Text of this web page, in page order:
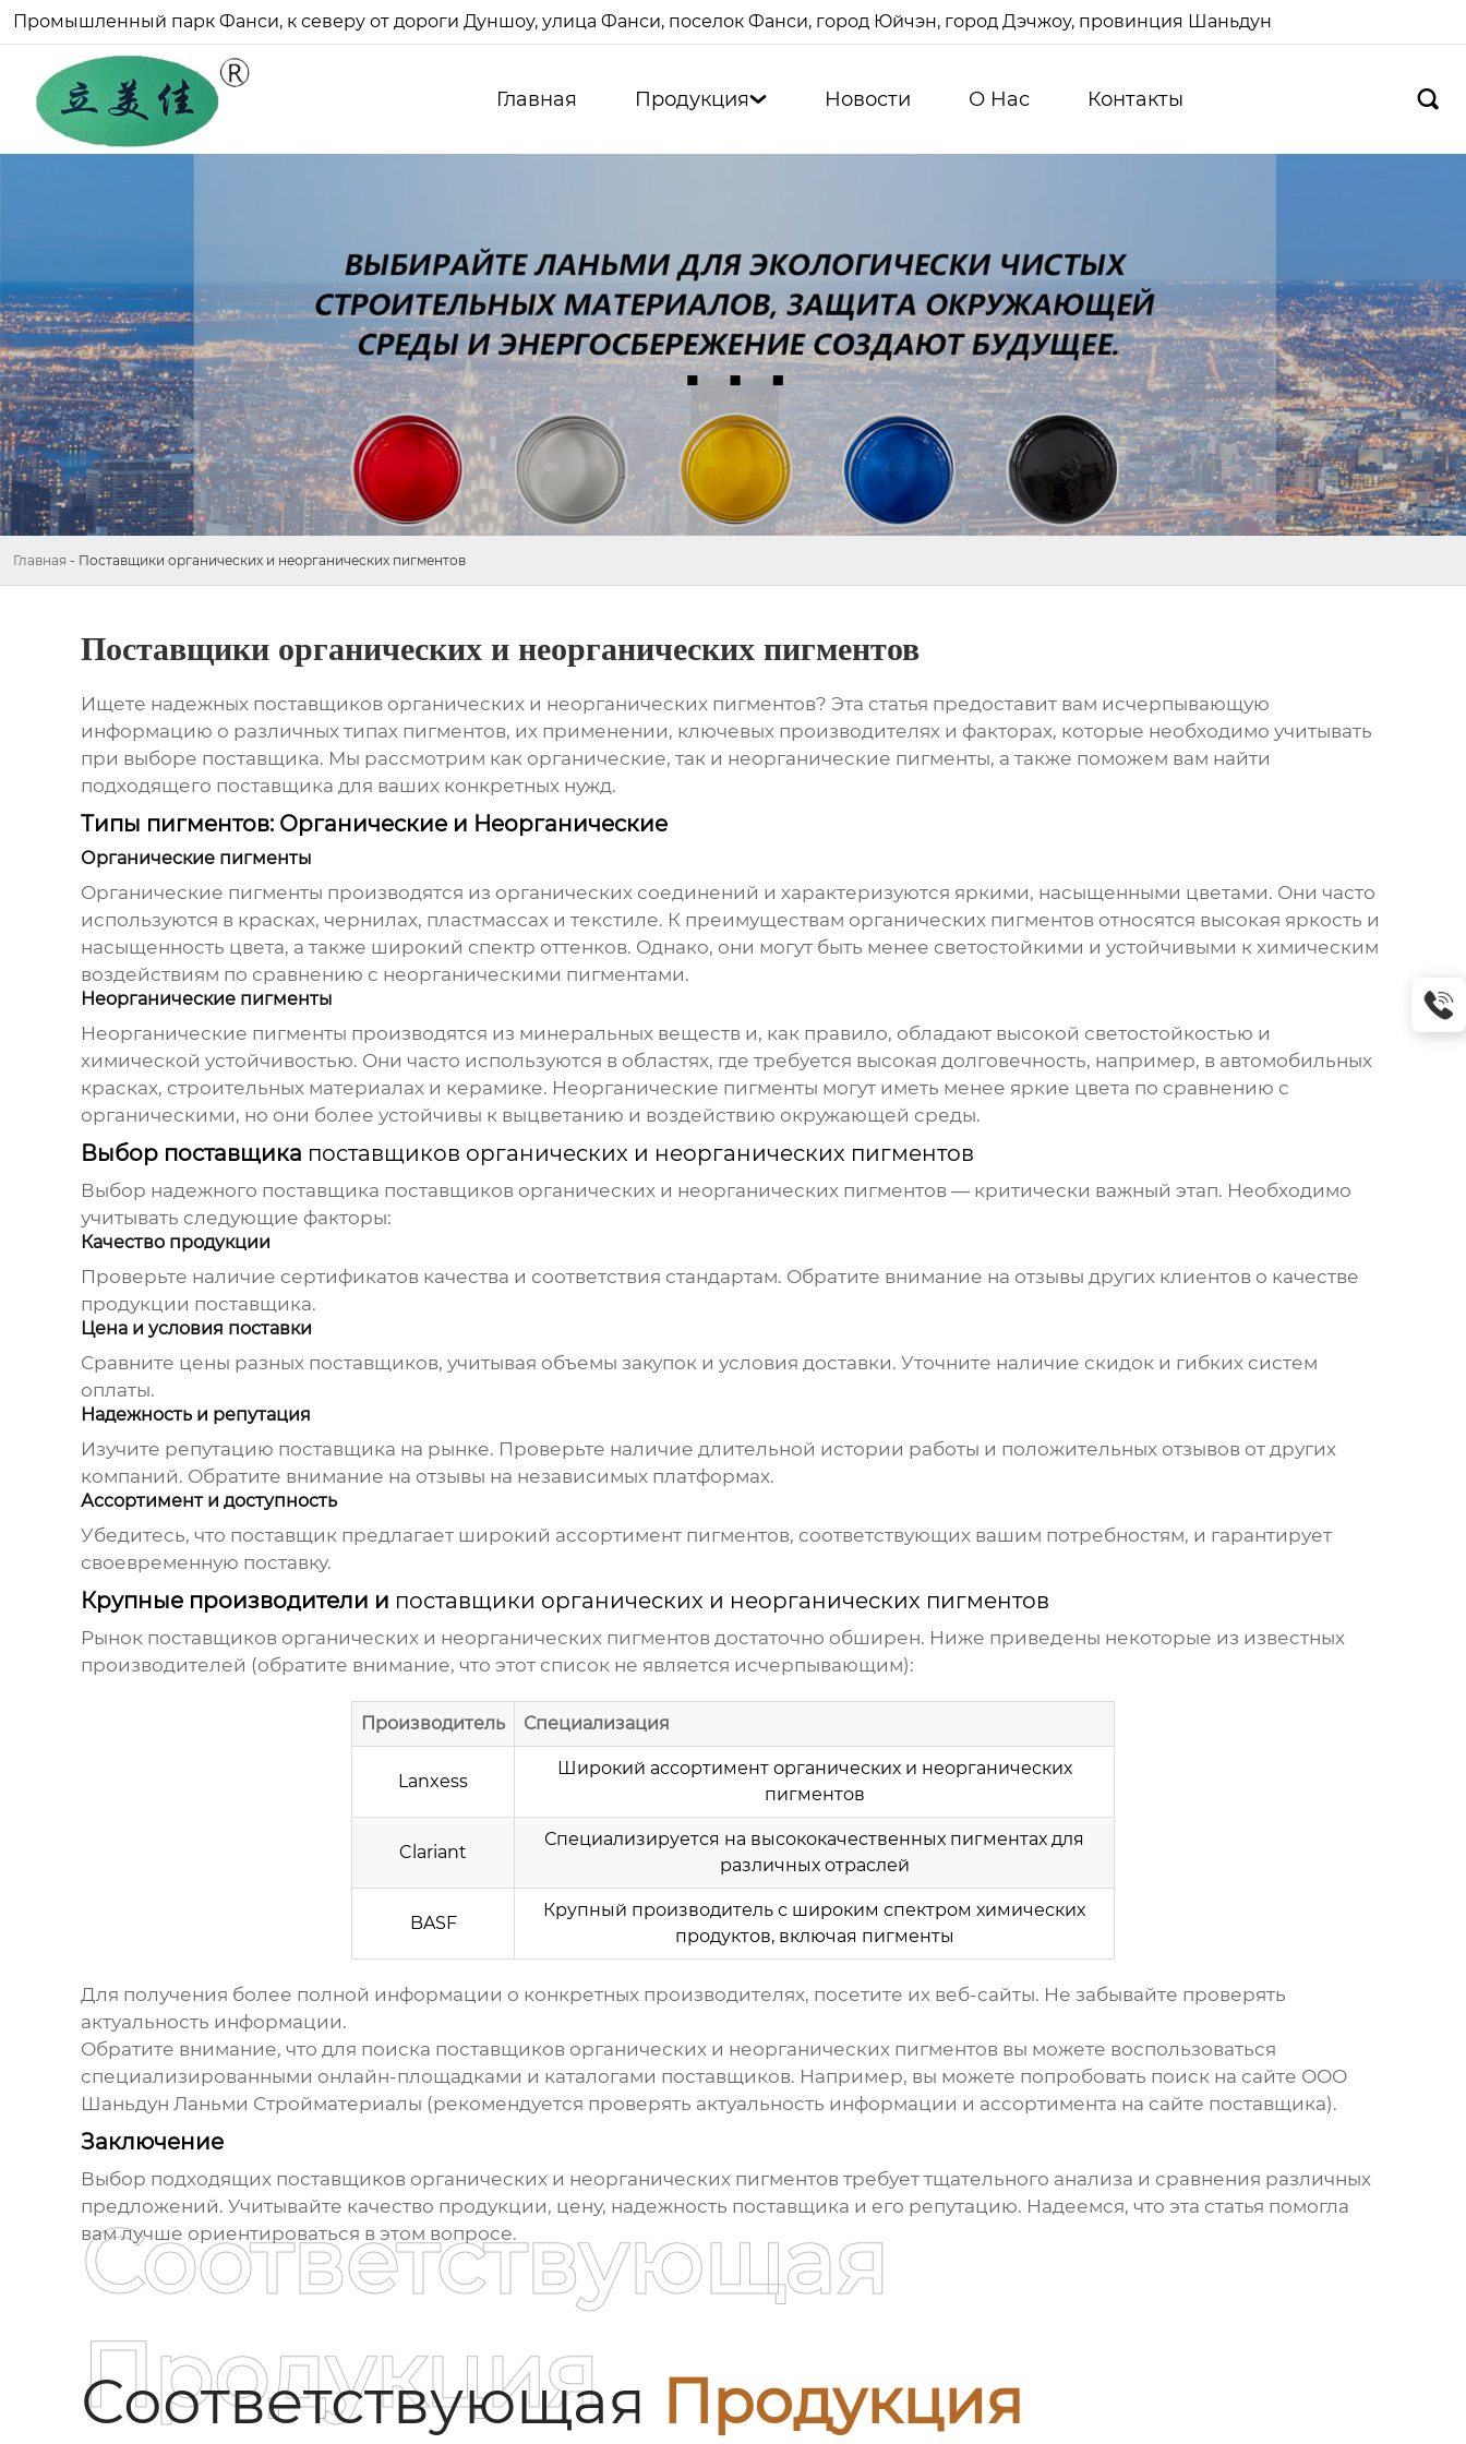
Промышленный парк Фанси, к северу от дороги Дуншоу, улица Фанси, поселок Фанси, город Юйчэн, город Дэчжоу, провинция Шаньдун
Главная Продукция Новости О Hас Контакты 
Главная - Поставщики органических и неорганических пигментов
Поставщики органических и неорганических пигментов
Ищете надежных поставщиков органических и неорганических пигментов? Эта статья предоставит вам исчерпывающую
информацию о различных типах пигментов, их применении, ключевых производителях и факторах, которые необходимо учитывать
при выборе поставщика. Мы рассмотрим как органические, так и неорганические пигменты, а также поможем вам найти
подходящего поставщика для ваших конкретных нужд.
Типы пигментов: Органические и Неорганические
Органические пигменты
Органические пигменты производятся из органических соединений и характеризуются яркими, насыщенными цветами. Они часто
используются в красках, чернилах, пластмассах и текстиле. К преимуществам органических пигментов относятся высокая яркость и
насыщенность цвета, а также широкий спектр оттенков. Однако, они могут быть менее светостойкими и устойчивыми к химическим
воздействиям по сравнению с неорганическими пигментами.
Неорганические пигменты
Неорганические пигменты производятся из минеральных веществ и, как правило, обладают высокой светостойкостью и
химической устойчивостью. Они часто используются в областях, где требуется высокая долговечность, например, в автомобильных
красках, строительных материалах и керамике. Неорганические пигменты могут иметь менее яркие цвета по сравнению с
органическими, но они более устойчивы к выцветанию и воздействию окружающей среды.
Выбор поставщика поставщиков органических и неорганических пигментов
Выбор надежного поставщика поставщиков органических и неорганических пигментов— критически важный этап. Необходимо
учитывать следующие факторы:
Качество продукции
Проверьте наличие сертификатов качества и соответствия стандартам. Обратите внимание на отзывы других клиентов о качестве
продукции поставщика.
Цена и условия поставки
Сравните цены разных поставщиков, учитывая объемы закупок и условия доставки. Уточните наличие скидок и гибких систем
оплаты.
Надежность и репутация
Изучите репутацию поставщика на рынке. Проверьте наличие длительной истории работы и положительных отзывов от других
компаний. Обратите внимание на отзывы на независимых платформах.
Ассортимент и доступность
Убедитесь, что поставщик предлагает широкий ассортимент пигментов, соответствующих вашим потребностям, и гарантирует
своевременную поставку.
Крупные производители и поставщики органических и неорганических пигментов
Рынок поставщиков органических и неорганических пигментовдостаточно обширен. Ниже приведены некоторые из известных
производителей (обратите внимание, что этот список не является исчерпывающим):
Производитель Специализация
Lanxess
Широкий ассортимент органических и неорганических
пигментов
Clariant
Специализируется на высококачественных пигментах для
различных отраслей
BASF
Крупный производитель с широким спектром химических
продуктов, включая пигменты
Для получения более полной информации о конкретных производителях, посетите их веб-сайты. Не забывайте проверять
актуальность информации.
Обратите внимание, что для поиска поставщиков органических и неорганических пигментоввы можете воспользоваться
специализированными онлайн-площадками и каталогами поставщиков. Например, вы можете попробовать поиск на сайте ООО
Шаньдун Ланьми Стройматериалы (рекомендуется проверять актуальность информации и ассортимента на сайте поставщика).
Заключение
Выбор подходящих поставщиков органических и неорганических пигментовтребует тщательного анализа и сравнения различных
предложений. Учитывайте качество продукции, цену, надежность поставщика и его репутацию. Надеемся, что эта статья помогла
вам лучше ориентироваться в этом вопросе.
Соответствующая Продукция
Соответствующая
Продукция